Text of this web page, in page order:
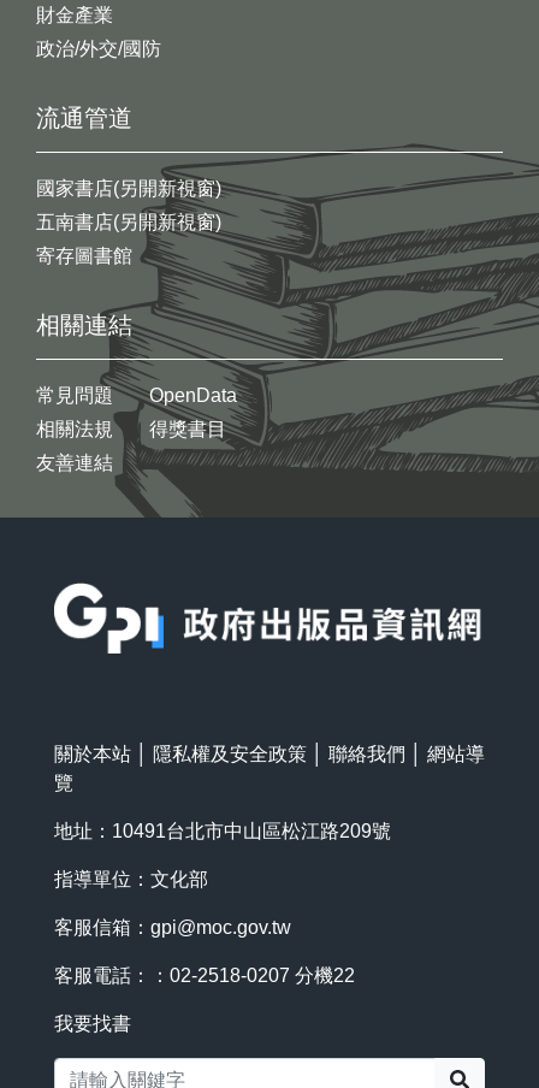
財金產業
政治/外交/國防
流通管道
國家書店(另開新視窗)
五南書店(另開新視窗)
寄存圖書館
相關連結
常見問題
相關法規
友善連結
OpenData
得獎書目
關於本站 隱私權及安全政策 聯絡我們
網站導
覽
地址：10491台北市中山區松江路209號
指導單位：文化部
客服信箱： gpi@moc.gov.tw
客服電話：：02-2518-0207 分機22
我要找書